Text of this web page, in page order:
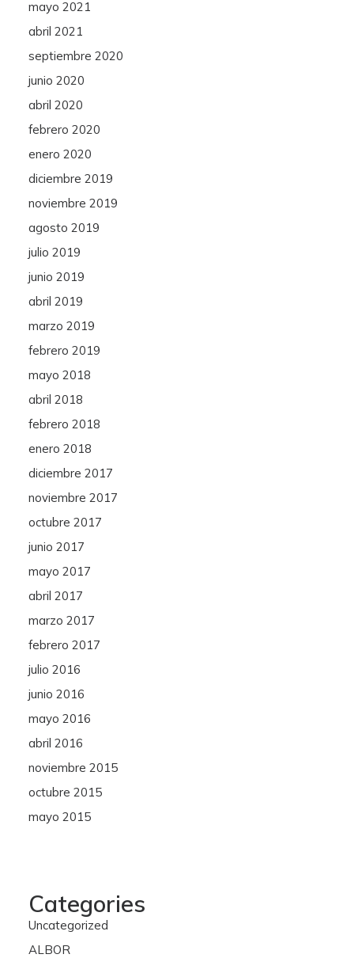
mayo 2021
abril 2021
septiembre 2020
junio 2020
abril 2020
febrero 2020
enero 2020
diciembre 2019
noviembre 2019
agosto 2019
julio 2019
junio 2019
abril 2019
marzo 2019
febrero 2019
mayo 2018
abril 2018
febrero 2018
enero 2018
diciembre 2017
noviembre 2017
octubre 2017
junio 2017
mayo 2017
abril 2017
marzo 2017
febrero 2017
julio 2016
junio 2016
mayo 2016
abril 2016
noviembre 2015
octubre 2015
mayo 2015
Categories
Uncategorized
ALBOR